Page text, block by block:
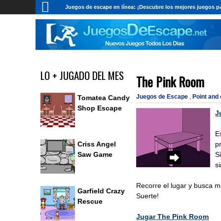
Juegos de escape en línea: ¡Descubre los mejores juegos
The Pink Room
Juegos de Escape , Point
Recorre el lugar y busca
Suerte!
Jugar The Pink Room
LO + JUGADO DEL MES
Tomatea Candy
Shop Escape
Criss Angel
Saw Game
Garfield Crazy
Rescue